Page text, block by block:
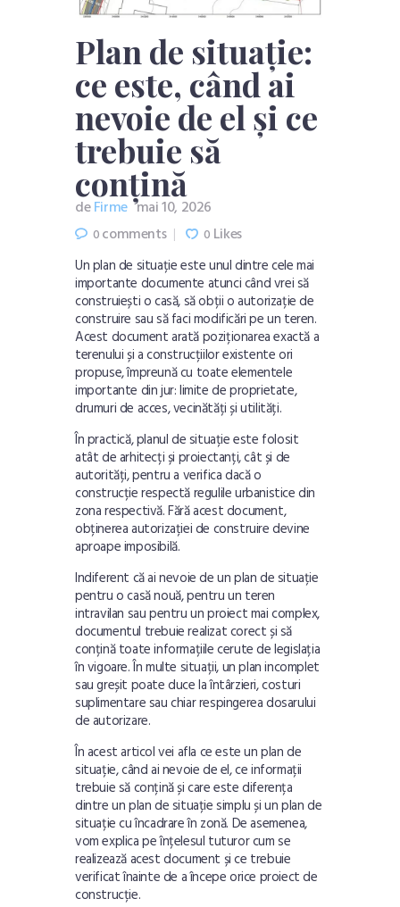
Plan de situație:
ce este, când ai
nevoie de el și ce
trebuie să
conțină
deFirme mai 10, 2026
0comments 0 Likes
Un plan de situație este unul dintre cele mai
importante documente atunci când vrei să
construiești o casă, să obții o autorizație de
construire sau să faci modificări pe un teren.
Acest document arată poziționarea exactă a
terenului și a construcțiilor existente ori
propuse, împreună cu toate elementele
importante din jur: limite de proprietate,
drumuri de acces, vecinătăți și utilități.
În practică, planul de situație este folosit
atât de arhitecți și proiectanți, cât și de
autorități, pentru a verifica dacă o
construcție respectă regulile urbanistice din
zona respectivă. Fără acest document,
obținerea autorizației de construire devine
aproape imposibilă.
Indiferent că ai nevoie de un plan de situație
pentru o casă nouă, pentru un teren
intravilan sau pentru un proiect mai complex,
documentul trebuie realizat corect și să
conțină toate informațiile cerute de legislația
în vigoare. În multe situații, un plan incomplet
sau greșit poate duce la întârzieri, costuri
suplimentare sau chiar respingerea dosarului
de autorizare.
În acest articol vei afla ce este un plan de
situație, când ai nevoie de el, ce informații
trebuie să conțină și care este diferența
dintre un plan de situație simplu și un plan de
situație cu încadrare în zonă. De asemenea,
vom explica pe înțelesul tuturor cum se
realizează acest document și ce trebuie
verificat înainte de a începe orice proiect de
construcție.